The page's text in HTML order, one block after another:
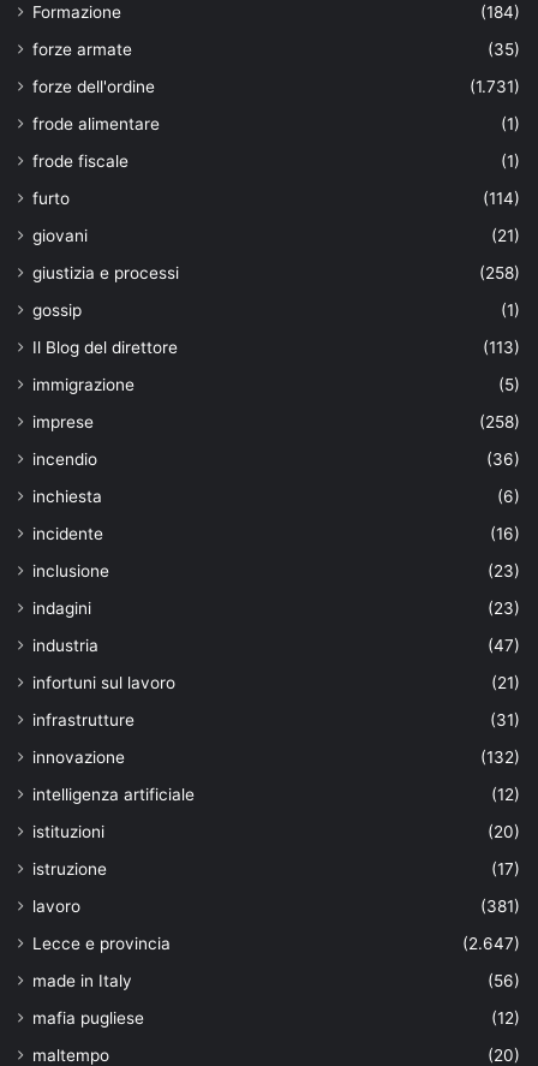
Formazione
(184)
forze armate
(35)
forze dell'ordine
(1.731)
frode alimentare
(1)
frode fiscale
(1)
furto
(114)
giovani
(21)
giustizia e processi
(258)
gossip
(1)
Il Blog del direttore
(113)
immigrazione
(5)
imprese
(258)
incendio
(36)
inchiesta
(6)
incidente
(16)
inclusione
(23)
indagini
(23)
industria
(47)
infortuni sul lavoro
(21)
infrastrutture
(31)
innovazione
(132)
intelligenza artificiale
(12)
istituzioni
(20)
istruzione
(17)
lavoro
(381)
Lecce e provincia
(2.647)
made in Italy
(56)
mafia pugliese
(12)
maltempo
(20)